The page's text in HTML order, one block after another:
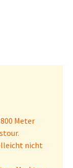
Meter
nicht